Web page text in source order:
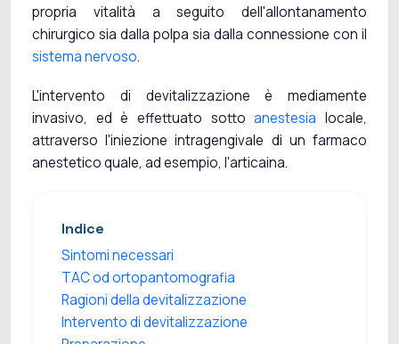
propria vitalità a seguito dell'allontanamento
chirurgico sia dalla polpa sia dalla connessione con il
sistema nervoso.
L'intervento di devitalizzazione è mediamente
invasivo, ed è effettuato sottoanestesia locale,
attraverso l'iniezione intragengivale di un farmaco
anestetico quale, ad esempio, l'articaina.
Indice
Sintomi necessari
TAC od ortopantomografia
Ragioni della devitalizzazione
Intervento di devitalizzazione